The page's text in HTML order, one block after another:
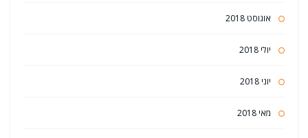
אוגוסט 2018
יולי 2018
יוני 2018
מאי 2018